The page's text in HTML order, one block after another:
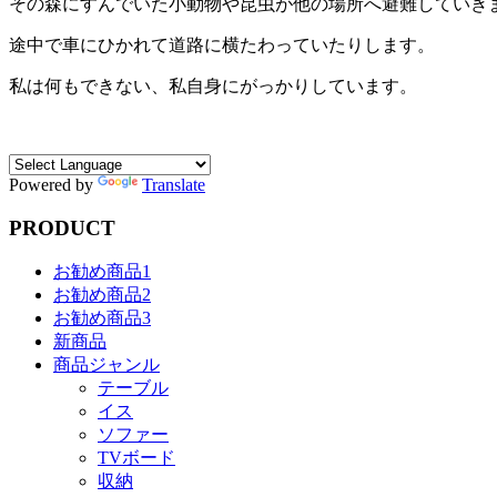
途中で車にひかれて道路に横たわっていたりします。
私は何もできない、私自身にがっかりしています。
Powered by Translate
PRODUCT
お勧め商品1
お勧め商品2
お勧め商品3
新商品
商品ジャンル
テーブル
イス
ソファー
TVボード
収納